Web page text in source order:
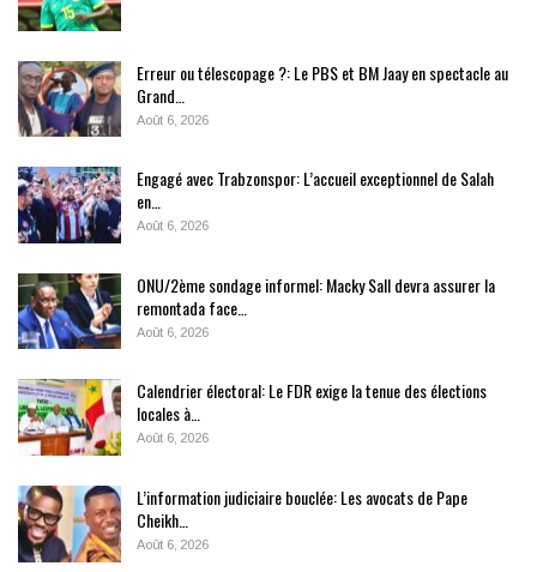
Erreur ou télescopage ?: Le PBS et BM Jaay en spectacle au
Grand…
Août 6, 2026
Engagé avec Trabzonspor: L’accueil exceptionnel de Salah
en…
Août 6, 2026
ONU/2ème sondage informel: Macky Sall devra assurer la
remontada face…
Août 6, 2026
Calendrier électoral: Le FDR exige la tenue des élections
locales à…
Août 6, 2026
L’information judiciaire bouclée: Les avocats de Pape
Cheikh…
Août 6, 2026